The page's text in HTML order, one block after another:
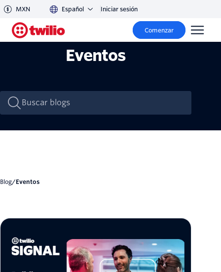
MXN Español Iniciar sesión
Comenzar
Eventos
Blog/ Eventos